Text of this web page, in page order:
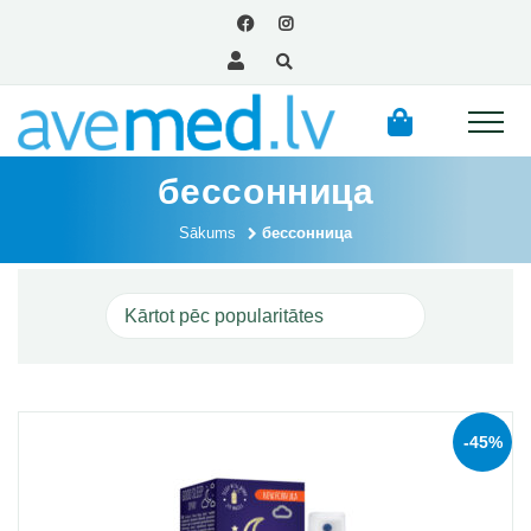
бессонница
Sākums бессонница
-45%